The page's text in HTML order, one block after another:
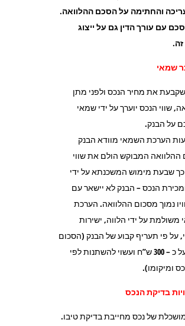
והחתימה על הסכם ההלוואה.
עם עורך הדין גם על ייצוג
זה.
את מחיר הנכס ולפני מתן
שווי הנכס יוערך על ידי שמאי
על הבנק.
הערכת השמאי מוודא הבנק
ההלוואה המבוקש הולם את שווי
שבעת מימוש המשכנתא על ידי
הנכס – הבנק לא יישאר עם
נמוך מסכום ההלוואה. הערכת
משולמת על ידי הלווה, ישירות
על פי תעריף קבוע של הבנק (הסכום
עומד על כ – 300 ש”ח ועשוי להשתנות לפי
ומיקומו).
של נכס מחייבת בדיקת טיבו.